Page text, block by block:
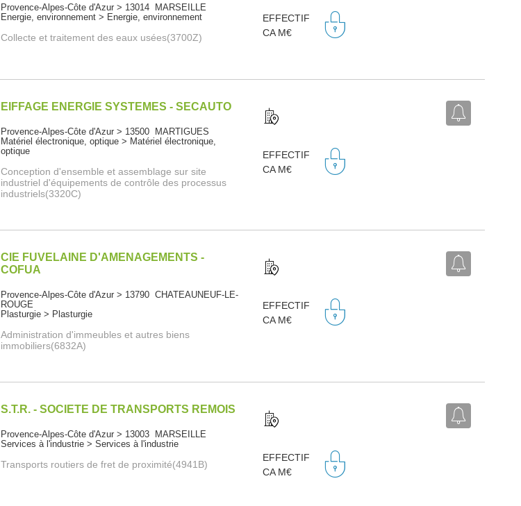
Provence-Alpes-Côte d'Azur > 13014 MARSEILLE
Energie, environnement > Energie, environnement
Collecte et traitement des eaux usées(3700Z)
EFFECTIF
CA M€
EIFFAGE ENERGIE SYSTEMES - SECAUTO
Provence-Alpes-Côte d'Azur > 13500 MARTIGUES
Matériel électronique, optique > Matériel électronique,
optique
Conception d'ensemble et assemblage sur site
industriel d'équipements de contrôle des processus
industriels(3320C)
EFFECTIF
CA M€
CIE FUVELAINE D'AMENAGEMENTS -
COFUA
Provence-Alpes-Côte d'Azur > 13790 CHATEAUNEUF-LE-
ROUGE
Plasturgie > Plasturgie
Administration d'immeubles et autres biens
immobiliers(6832A)
EFFECTIF
CA M€
S.T.R. - SOCIETE DE TRANSPORTS REMOIS
Provence-Alpes-Côte d'Azur > 13003 MARSEILLE
Services à l'industrie > Services à l'industrie
Transports routiers de fret de proximité(4941B)
EFFECTIF
CA M€